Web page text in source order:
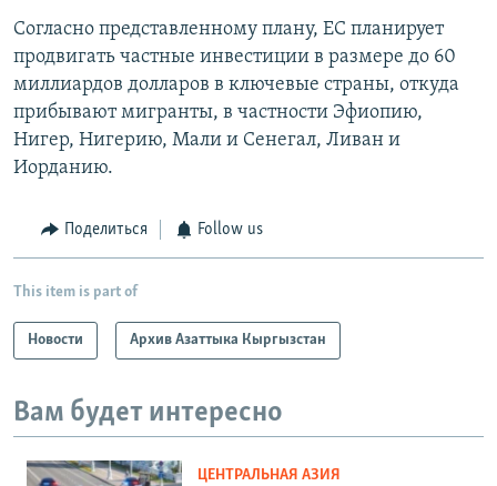
Согласно представленному плану, ЕС планирует
продвигать частные инвестиции в размере до 60
миллиардов долларов в ключевые страны, откуда
прибывают мигранты, в частности Эфиопию,
Нигер, Нигерию, Мали и Сенегал, Ливан и
Иорданию.
Поделиться Follow us
This item is part of
Новости Архив Азаттыка Кыргызстан
Вам будет интересно
ЦЕНТРАЛЬНАЯ АЗИЯ